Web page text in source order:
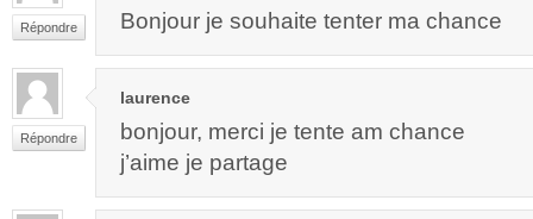
Répondre Bonjour je souhaite tenter ma chance
Répondre
laurence
bonjour, merci je tente am chance
j’aime je partage